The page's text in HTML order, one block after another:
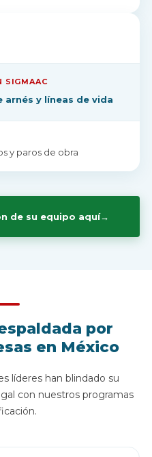
y líneas de vida
y paros de obra
de su equipo aquí→
por
en México
líderes han blindado su
con nuestros programas